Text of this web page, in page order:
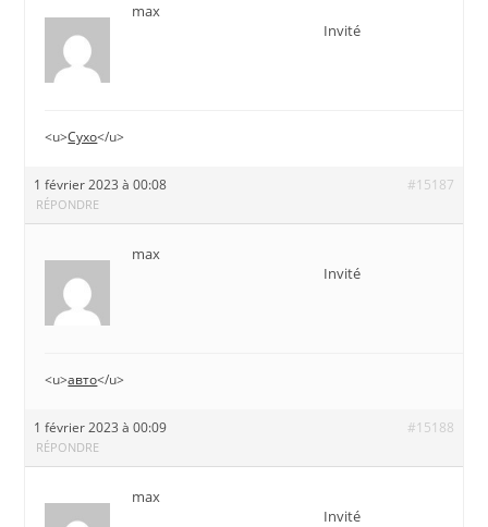
max
Invité
<u>Сухо</u>
1 février 2023 à 00:08 #15187
RÉPONDRE
max
Invité
<u>авто</u>
1 février 2023 à 00:09 #15188
RÉPONDRE
max
Invité